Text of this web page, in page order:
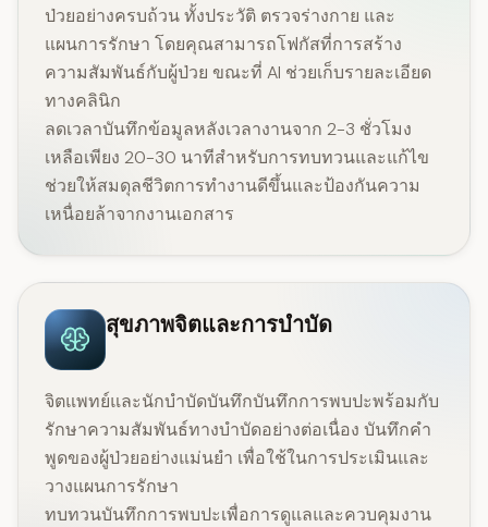
ป่วยอย่างครบถ้วน ทั้งประวัติ ตรวจร่างกาย และ
แผนการรักษา โดยคุณสามารถโฟกัสที่การสร้าง
ความสัมพันธ์กับผู้ป่วย ขณะที่ AI ช่วยเก็บรายละเอียด
ทางคลินิก
ลดเวลาบันทึกข้อมูลหลังเวลางานจาก 2-3 ชั่วโมง
เหลือเพียง 20-30 นาทีสำหรับการทบทวนและแก้ไข
ช่วยให้สมดุลชีวิตการทำงานดีขึ้นและป้องกันความ
เหนื่อยล้าจากงานเอกสาร
สุขภาพจิตและการบำบัด
จิตแพทย์และนักบำบัดบันทึกบันทึกการพบปะพร้อมกับ
รักษาความสัมพันธ์ทางบำบัดอย่างต่อเนื่อง บันทึกคำ
พูดของผู้ป่วยอย่างแม่นยำ เพื่อใช้ในการประเมินและ
วางแผนการรักษา
ทบทวนบันทึกการพบปะเพื่อการดูแลและควบคุมงาน